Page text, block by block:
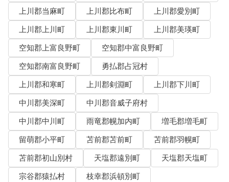
上川郡当麻町
上川郡比布町
上川郡愛別町
上川郡上川町
上川郡東川町
上川郡美瑛町
空知郡上富良野町
空知郡中富良野町
空知郡南富良野町
勇払郡占冠村
上川郡和寒町
上川郡剣淵町
上川郡下川町
中川郡美深町
中川郡音威子府村
中川郡中川町
雨竜郡幌加内町
増毛郡増毛町
留萌郡小平町
苫前郡苫前町
苫前郡羽幌町
苫前郡初山別村
天塩郡遠別町
天塩郡天塩町
宗谷郡猿払村
枝幸郡浜頓別町